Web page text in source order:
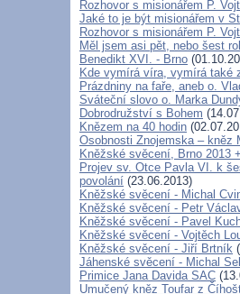
Rozhovor s misionářem P.
Jaké to je být misionářem v
Rozhovor s misionářem P.
Měl jsem asi pět, nebo šest
Benedikt XVI. - Brno
Kde vymírá víra, vymírá také
Prázdniny na faře, aneb o.
Sváteční slovo o. Marka
Dobrodružství s Bohem
Knězem na 40 hodin
Osobnosti Znojemska – kněz
Kněžské svěcení, Brno 2013
Projev sv. Otce Pavla VI. k
povolání (23.06.2013)
Kněžské svěcení - Michal
Kněžské svěcení - Petr
Kněžské svěcení - Pavel
Kněžské svěcení - Vojtěch
Kněžské svěcení - Jiří Brtník
Jáhenské svěcení - Michal
Primice Jana Davida SAC
Umučený kněz Toufar z